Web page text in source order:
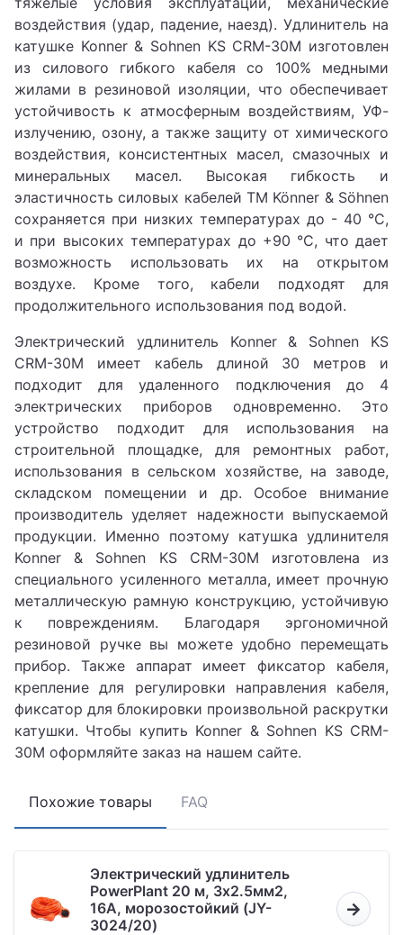
воздействия (удар, падение, наезд). Удлинитель на
катушке Konner & Sohnen KS CRM-30M изготовлен
из силового гибкого кабеля со 100% медными
жилами в резиновой изоляции, что обеспечивает
устойчивость к атмосферным воздействиям, УФ-
излучению, озону, а также защиту от химического
воздействия, консистентных масел, смазочных и
минеральных масел. Высокая гибкость и
эластичность силовых кабелей ТМ Könner & Söhnen
сохраняется при низких температурах до - 40 °C,
и при высоких температурах до +90 °C, что дает
возможность использовать их на открытом
воздухе. Кроме того, кабели подходят для
продолжительного использования под водой.
Электрический удлинитель Konner & Sohnen KS
CRM-30M имеет кабель длиной 30 метров и
подходит для удаленного подключения до 4
электрических приборов одновременно. Это
устройство подходит для использования на
строительной площадке, для ремонтных работ,
использования в сельском хозяйстве, на заводе,
складском помещении и др. Особое внимание
производитель уделяет надежности выпускаемой
продукции. Именно поэтому катушка удлинителя
Konner & Sohnen KS CRM-30M изготовлена из
специального усиленного металла, имеет прочную
металлическую рамную конструкцию, устойчивую
к повреждениям. Благодаря эргономичной
резиновой ручке вы можете удобно перемещать
прибор. Также аппарат имеет фиксатор кабеля,
крепление для регулировки направления кабеля,
фиксатор для блокировки произвольной раскрутки
катушки. Чтобы купить Konner & Sohnen KS CRM-
30M оформляйте заказ на нашем сайте.
Похожие товары FAQ
Электрический удлинитель
PowerPlant 20 м, 3x2.5мм2,
16А, морозостойкий (JY-
3024/20)